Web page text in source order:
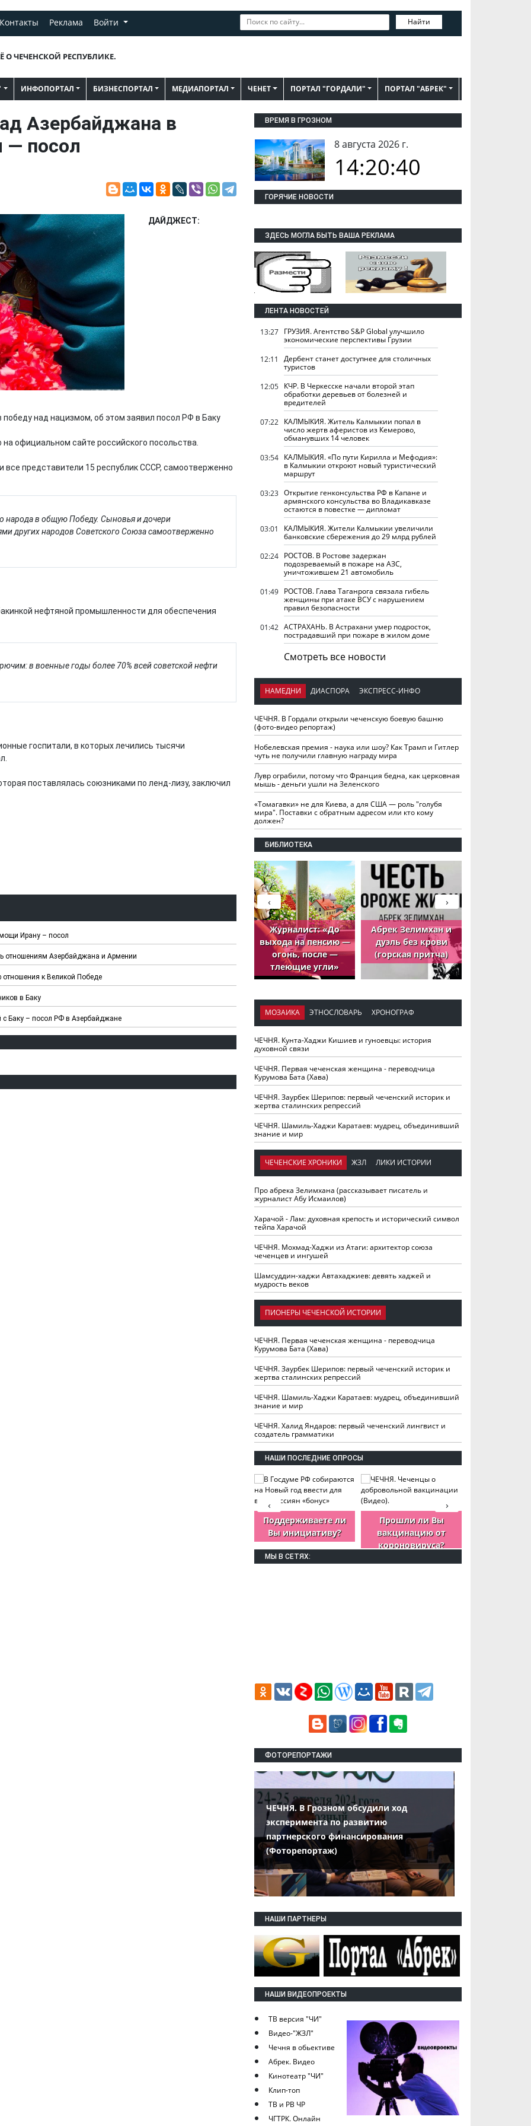
Контакты Реклама Войти Найти
О ЧЕЧЕНСКОЙ РЕСПУБЛИКЕ.
ИНФОПОРТАЛ БИЗНЕСПОРТАЛ МЕДИАПОРТАЛ ЧЕНЕТ ПОРТАЛ "ГОРДАЛИ" ПОРТАЛ "АБРЕК"
Азербайджана в
— посол
ДАЙДЖЕСТ:
над нацизмом, об этом заявил посол РФ в Баку
официальном сайте российского посольства.
все представители 15 республик СССР, самоотверженно
народа в общую Победу. Сыновья и дочери
других народов Советского Союза самоотверженно
нефтяной промышленности для обеспечения
в военные годы более 70% всей советской нефти
госпитали, в которых лечились тысячи
поставлялась союзниками по ленд-лизу, заключил
Ирану – посол
отношениям Азербайджана и Армении
к Великой Победе
в Баку
с Баку – посол РФ в Азербайджане
ВРЕМЯ В ГРОЗНОМ
8 августа 2026 г.
14:20:40
ГОРЯЧИЕ НОВОСТИ
ЗДЕСЬ МОГЛА БЫТЬ ВАША РЕКЛАМА
ЛЕНТА НОВОСТЕЙ
13:27 ГРУЗИЯ. Агентство S&P Global улучшило
экономические перспективы Грузии
12:11
Дербент станет доступнее для столичных
туристов
12:05 КЧР. В Черкесске начали второй этап
обработки деревьев от болезней и
вредителей
07:22 КАЛМЫКИЯ. Житель Калмыкии попал в
число жертв аферистов из Кемерово,
обманувших 14 человек
03:54 КАЛМЫКИЯ. «По пути Кирилла и Мефодия»:
в Калмыкии откроют новый туристический
маршрут
03:23 Открытие генконсульства РФ в Капане и
армянского консульства во Владикавказе
остаются в повестке — дипломат
03:01
КАЛМЫКИЯ. Жители Калмыкии увеличили
банковские сбережения до 29 млрд рублей
02:24 РОСТОВ. В Ростове задержан
подозреваемый в пожаре на АЗС,
уничтожившем 21 автомобиль
01:49 РОСТОВ. Глава Таганрога связала гибель
женщины при атаке ВСУ с нарушением
правил безопасности
01:42 АСТРАХАНЬ. В Астрахани умер подросток,
пострадавший при пожаре в жилом доме
Смотреть все новости
НАМЕДНИ ДИАСПОРА ЭКСПРЕСС-ИНФО
ЧЕЧНЯ. В Гордали открыли чеченскую боевую башню
(фото-видео репортаж)
Нобелевская премия - наука или шоу? Как Трамп и Гитлер
чуть не получили главную награду мира
Лувр ограбили, потому что Франция бедна, как церковная
мышь - деньги ушли на Зеленского
«Томагавки» не для Киева, а для США — роль "голубя
мира". Поставки с обратным адресом или кто кому
должен?
БИБЛИОТЕКА
илли
мурд - обарг Вара
Журналист: «До
выхода на пенсию —
огонь, после —
тлеющие угли»
Абрек Зелимхан и
дуэль без крови
(горская притча)
›
‹
МОЗАИКА ЭТНОСЛОВАРЬ ХРОНОГРАФ
ЧЕЧНЯ. Кунта-Хаджи Кишиев и гуноевцы: история
духовной связи
ЧЕЧНЯ. Первая чеченская женщина - переводчица
Курумова Бата (Хава)
ЧЕЧНЯ. Заурбек Шерипов: первый чеченский историк и
жертва сталинских репрессий
ЧЕЧНЯ. Шамиль-Хаджи Каратаев: мудрец, объединивший
знание и мир
ЧЕЧЕНСКИЕ ХРОНИКИ ЖЗЛ ЛИКИ ИСТОРИИ
Про абрека Зелимхана (рассказывает писатель и
журналист Абу Исмаилов)
Харачой - Лам: духовная крепость и исторический символ
тейпа Харачой
ЧЕЧНЯ. Мохмад-Хаджи из Атаги: архитектор союза
чеченцев и ингушей
Шамсуддин-хаджи Автахаджиев: девять хаджей и
мудрость веков
ПИОНЕРЫ ЧЕЧЕНСКОЙ ИСТОРИИ
ЧЕЧНЯ. Первая чеченская женщина - переводчица
Курумова Бата (Хава)
ЧЕЧНЯ. Заурбек Шерипов: первый чеченский историк и
жертва сталинских репрессий
ЧЕЧНЯ. Шамиль-Хаджи Каратаев: мудрец, объединивший
знание и мир
ЧЕЧНЯ. Халид Яндаров: первый чеченский лингвист и
создатель грамматики
НАШИ ПОСЛЕДНИЕ ОПРОСЫ
Поддерживаете ли
Вы инициативу?
Прошли ли Вы
вакцинацию от
короновируса?
›
‹
МЫ В СЕТЯХ:
ФОТОРЕПОРТАЖИ
ЧЕЧНЯ. В Грозном обсудили ход
эксперимента по развитию
партнерского финансирования
(Фоторепортаж)
НАШИ ПАРТНЕРЫ
НАШИ ВИДЕОПРОЕКТЫ
ТВ версия "ЧИ"
Видео-"ЖЗЛ"
Чечня в обьективе
Абрек. Видео
Кинотеатр "ЧИ"
Клип-топ
ТВ и РВ ЧР
ЧГТРК. Онлайн